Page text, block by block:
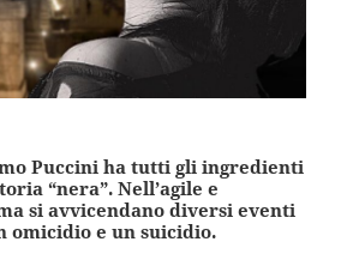
Puccini ha tutti gli ingredienti
“nera”. Nell’agile e
si avvicendano diversi eventi
omicidio e un suicidio.